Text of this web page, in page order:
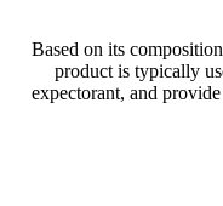
Based on its
product is typically
expectorant, and